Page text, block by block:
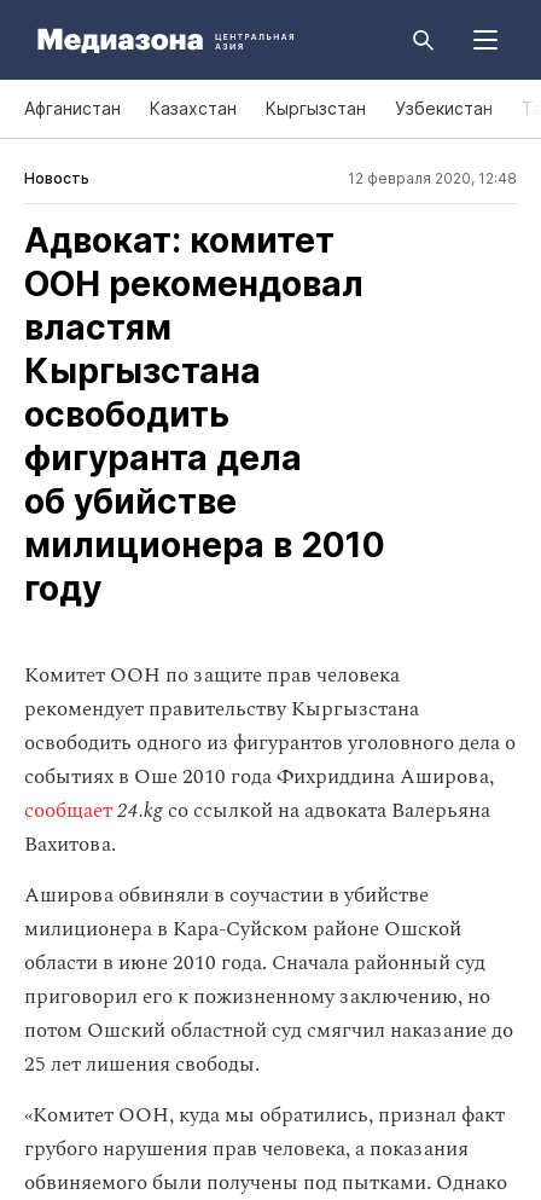
Афганистан Казахстан Кыргызстан Узбекистан
Новость 12 февраля 2020, 12:48
Адвокат: комитет
ООН рекомендовал
властям
Кыргызстана
освободить
фигуранта дела
об убийстве
милиционера в 2010
году
Комитет ООН по защите прав человека
рекомендует правительству Кыргызстана
освободить одного из фигурантов уголовного дела о
событиях в Оше 2010 года Фихриддина Аширова,
сообщает24.kgсо ссылкой на адвоката Валерьяна
Вахитова.
Аширова обвиняли в соучастии в убийстве
милиционера в Кара-Суйском районе Ошской
области в июне 2010 года. Сначала районный суд
приговорил его к пожизненному заключению, но
потом Ошский областной суд смягчил наказание до
25 лет лишения свободы.
«Комитет ООН, куда мы обратились, признал факт
грубого нарушения прав человека, а показания
обвиняемого были получены под пытками. Однако